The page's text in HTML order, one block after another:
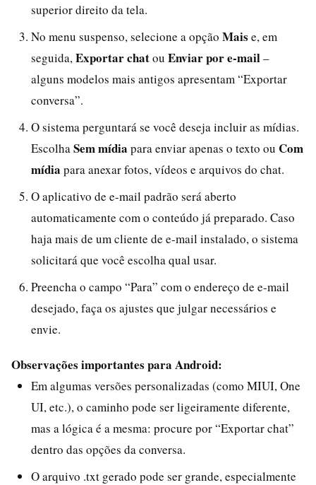
superior direito da tela.
No menu suspenso, selecione a opção Mais e, em
seguida, Exportar chatou Enviar por e-mail–
alguns modelos mais antigos apresentam “Exportar
conversa”.
O sistema perguntará se você deseja incluir as mídias.
Escolha Sem mídia para enviar apenas o texto ou Com
mídia para anexar fotos, vídeos e arquivos do chat.
O aplicativo de e-mail padrão será aberto
automaticamente com o conteúdo já preparado. Caso
haja mais de um cliente de e-mail instalado, o sistema
solicitará que você escolha qual usar.
Preencha o campo “Para” com o endereço de e-mail
desejado, faça os ajustes que julgar necessários e
envie.
Observações importantes para Android:
Em algumas versões personalizadas (como MIUI, One
UI, etc.), o caminho pode ser ligeiramente diferente,
mas a lógica é a mesma: procure por “Exportar chat”
dentro das opções da conversa.
O arquivo .txt gerado pode ser grande, especialmente